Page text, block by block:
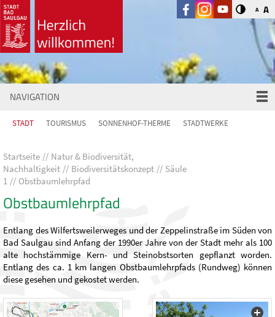
A A
NAVIGATION
STADT TOURISMUS SONNENHOF-THERME STADTWERKE
Startseite
Natur & Biodiversität,
Nachhaltigkeit
Biodiversitätskonzept
Säule
1
Obstbaumlehrpfad
Obstbaumlehrpfad
Entlang des Wilfertsweilerweges und der Zeppelinstraße im Süden von
Bad Saulgau sind Anfang der 1990er Jahre von der Stadt mehr als 100
alte hochstämmige Kern- und Steinobstsorten gepflanzt worden.
Entlang des ca. 1 km langen Obstbaumlehrpfads (Rundweg) können
diese gesehen und gekostet werden.